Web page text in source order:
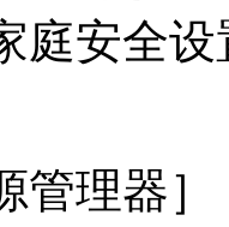
庭安全
理器］